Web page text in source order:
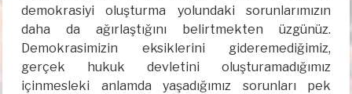
demokrasiyi oluşturma yolundaki sorunlarımızın
daha da ağırlaştığını belirtmekten üzgünüz.
Demokrasimizin eksiklerini gideremediğimiz,
gerçek hukuk devletini oluşturamadığımız
içinmesleki anlamda yaşadığımız sorunları pek